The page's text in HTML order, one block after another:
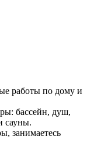
работы по дому и
бассейн, душ,
сауны.
занимаетесь